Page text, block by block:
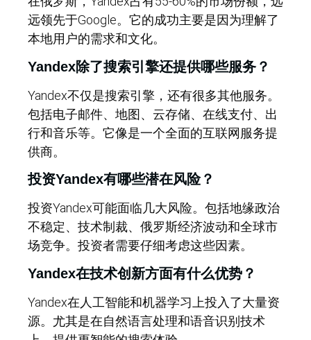
远领先于Google。它的成功主要是因为理解了
本地用户的需求和文化。
Yandex除了搜索引擎还提供哪些服务？
Yandex不仅是搜索引擎，还有很多其他服务。
包括电子邮件、地图、云存储、在线支付、出
行和音乐等。它像是一个全面的互联网服务提
供商。
投资Yandex有哪些潜在风险？
投资Yandex可能面临几大风险。包括地缘政治
不稳定、技术制裁、俄罗斯经济波动和全球市
场竞争。投资者需要仔细考虑这些因素。
Yandex在技术创新方面有什么优势？
Yandex在人工智能和机器学习上投入了大量资
源。尤其是在自然语言处理和语音识别技术